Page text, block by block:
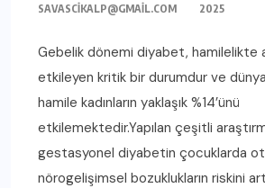
SAVASCIKALP@GMAIL.COM
2025
Gebelik dönemi diyabet, hamilelikte
etkileyen kritik bir durumdur ve
hamile kadınların yaklaşık %14’ünü
etkilemektedir.Yapılan çeşitli
gestasyonel diyabetin çocuklarda
nörogelişimsel bozuklukların riskini